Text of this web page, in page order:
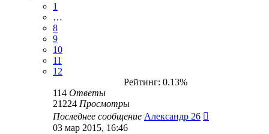
1
…
8
9
10
11
12
Рейтинг: 0.13%
114 Ответы
21224 Просмотры
Последнее сообщение Александр 26
03 мар 2015, 16:46